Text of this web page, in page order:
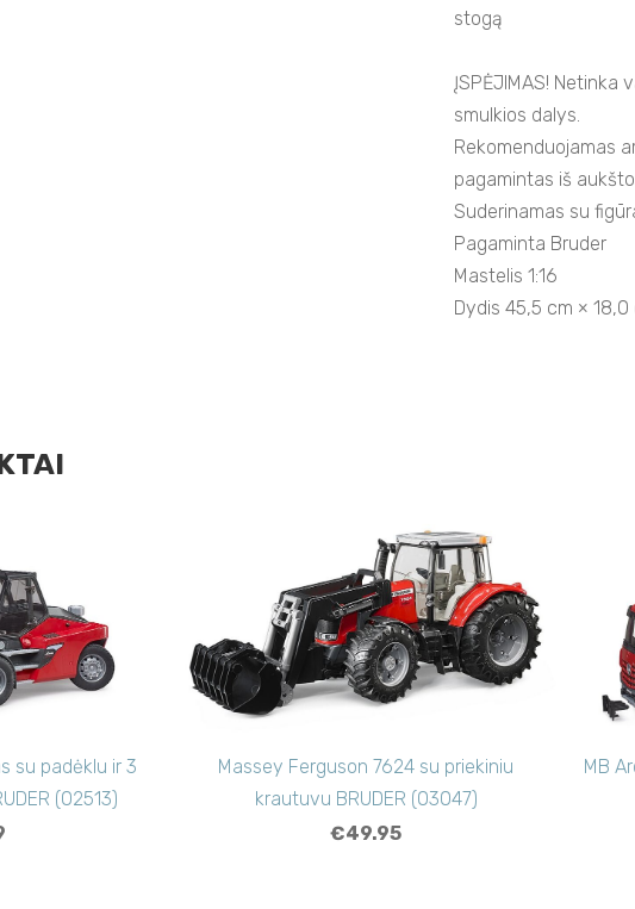
stogą
ĮSPĖJIMAS! Netinka
smulkios dalys.
Rekomenduojamas
pagamintas iš
Suderinamas su
Pagaminta Bruder
Mastelis 1:16
Dydis 45,5 cm ×
su padėklu ir 3
(02513)
Massey Ferguson 7624 su priekiniu
krautuvu BRUDER (03047)
€49.95
MB